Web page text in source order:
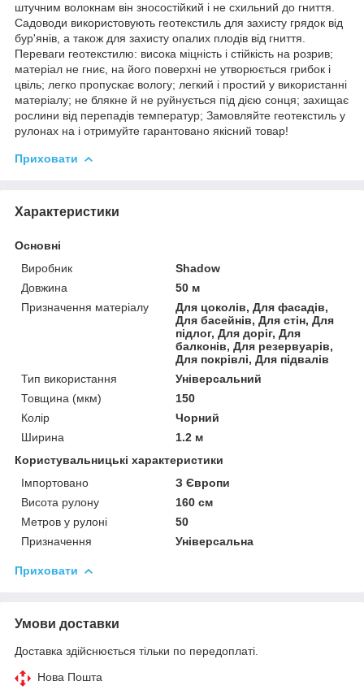
штучним волокнам він зносостійкий і не схильний до гниття.
Садоводи використовують геотекстиль для захисту грядок від
бур'янів, а також для захисту опалих плодів від гниття.
Переваги геотекстилю: висока міцність і стійкість на розрив;
матеріал не гниє, на його поверхні не утворюється грибок і
цвіль; легко пропускає вологу; легкий і простий у використанні
матеріалу; не блякне й не руйнується під дією сонця; захищає
рослини від перепадів температур; Замовляйте геотекстиль у
рулонах на і отримуйте гарантовано якісний товар!
Приховати
Характеристики
Основні
Виробник
Shadow
Довжина
50 м
Призначення матеріалу
Для цоколів, Для фасадів,
Для басейнів, Для стін, Для
підлог, Для доріг, Для
балконів, Для резервуарів,
Для покрівлі, Для підвалів
Тип використання
Універсальний
Товщина (мкм)
150
Колір
Чорний
Ширина
1.2 м
Користувальницькі характеристики
Імпортовано
З Європи
Висота рулону
160 см
Метров у рулоні
50
Призначення
Універсальна
Приховати
Умови доставки
Доставка здійснюється тільки по передоплаті.
Нова Пошта